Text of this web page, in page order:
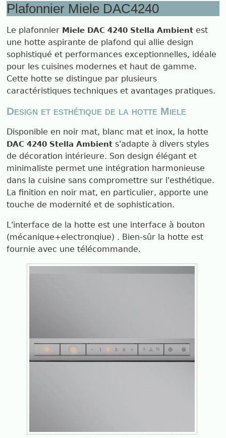
Plafonnier Miele DAC4240
Le plafonnier Miele DAC 4240 Stella Ambient est
une hotte aspirante de plafond qui allie design
sophistiqué et performances exceptionnelles, idéale
pour les cuisines modernes et haut de gamme.
Cette hotte se distingue par plusieurs
caractéristiques techniques et avantages pratiques.
Design et esthétique de la hotte Miele
Disponible en noir mat, blanc mat et inox, la hotte
DAC 4240 Stella Ambient s'adapte à divers styles
de décoration intérieure. Son design élégant et
minimaliste permet une intégration harmonieuse
dans la cuisine sans compromettre sur l'esthétique.
La finition en noir mat, en particulier, apporte une
touche de modernité et de sophistication.
L'interface de la hotte est une interface à bouton
(mécanique+electronqiue) . Bien-sûr la hotte est
fournie avec une télécommande.